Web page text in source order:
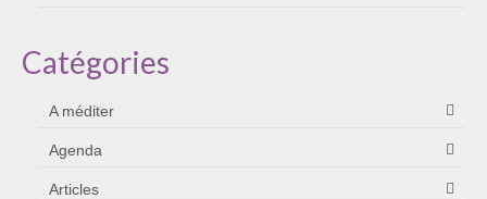
Catégories
A méditer
Agenda
Articles